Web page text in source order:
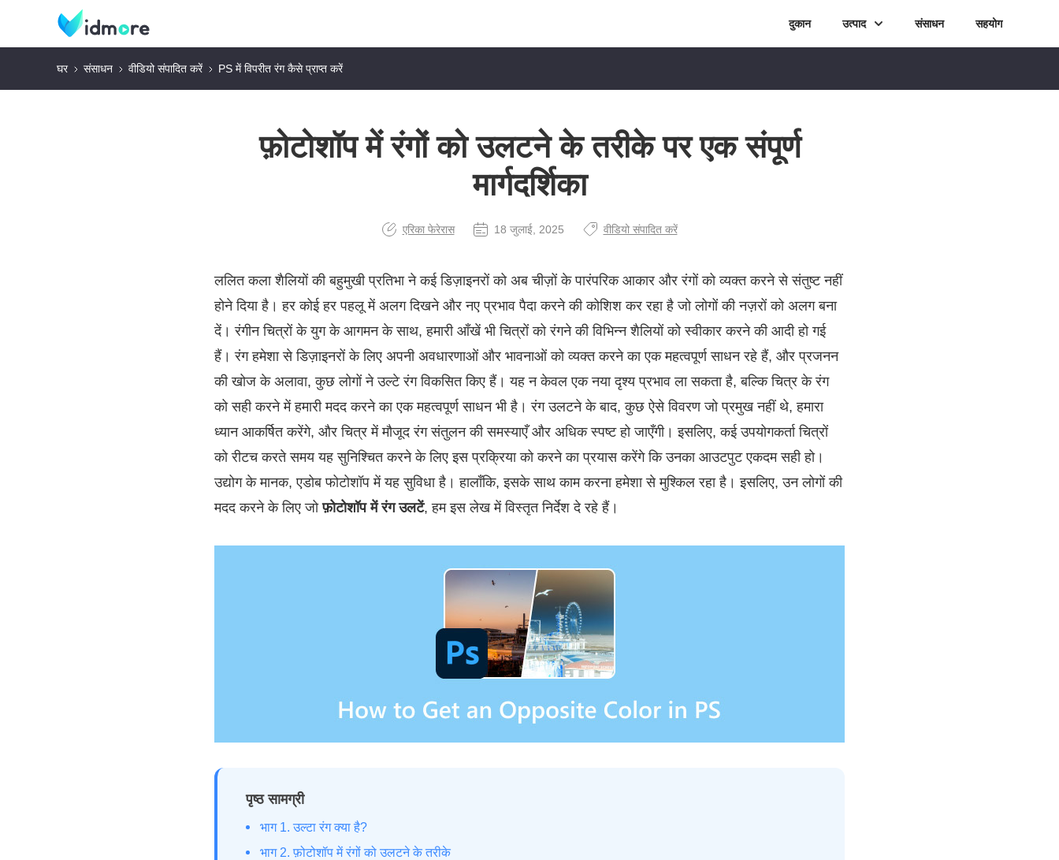
दुकान उत्पाद संसाधन सहयोग
घर संसाधन वीडियो संपादित करें PS में विपरीत रंग कैसे प्राप्त करें
फ़ोटोशॉप में रंगों को उलटने के तरीके पर एक संपूर्ण
मार्गदर्शिका
एरिका फेरेरास 18 जुलाई, 2025 वीडियो संपादित करें
ललित कला शैलियों की बहुमुखी प्रतिभा ने कई डिज़ाइनरों को अब चीज़ों के पारंपरिक आकार और रंगों को व्यक्त करने से संतुष्ट नहीं
होने दिया है। हर कोई हर पहलू में अलग दिखने और नए प्रभाव पैदा करने की कोशिश कर रहा है जो लोगों की नज़रों को अलग बना
दें। रंगीन चित्रों के युग के आगमन के साथ, हमारी आँखें भी चित्रों को रंगने की विभिन्न शैलियों को स्वीकार करने की आदी हो गई
हैं। रंग हमेशा से डिज़ाइनरों के लिए अपनी अवधारणाओं और भावनाओं को व्यक्त करने का एक महत्वपूर्ण साधन रहे हैं, और प्रजनन
की खोज के अलावा, कुछ लोगों ने उल्टे रंग विकसित किए हैं। यह न केवल एक नया दृश्य प्रभाव ला सकता है, बल्कि चित्र के रंग
को सही करने में हमारी मदद करने का एक महत्वपूर्ण साधन भी है। रंग उलटने के बाद, कुछ ऐसे विवरण जो प्रमुख नहीं थे, हमारा
ध्यान आकर्षित करेंगे, और चित्र में मौजूद रंग संतुलन की समस्याएँ और अधिक स्पष्ट हो जाएँगी। इसलिए, कई उपयोगकर्ता चित्रों
को रीटच करते समय यह सुनिश्चित करने के लिए इस प्रक्रिया को करने का प्रयास करेंगे कि उनका आउटपुट एकदम सही हो।
उद्योग के मानक, एडोब फोटोशॉप में यह सुविधा है। हालाँकि, इसके साथ काम करना हमेशा से मुश्किल रहा है। इसलिए, उन लोगों की
मदद करने के लिए जोफ़ोटोशॉप में रंग उलटें, हम इस लेख में विस्तृत निर्देश दे रहे हैं।
पृष्ठ सामग्री
भाग 1. उल्टा रंग क्या है?
भाग 2. फ़ोटोशॉप में रंगों को उलटने के तरीके